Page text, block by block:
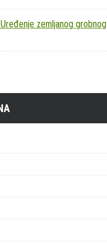
zemljanog grobnog